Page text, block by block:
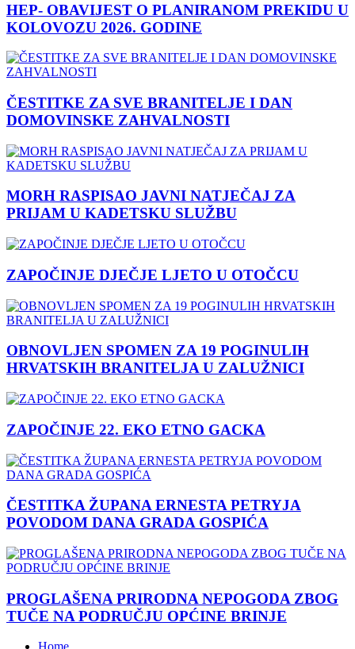
HEP- OBAVIJEST O PLANIRANOM PREKIDU U
KOLOVOZU 2026. GODINE
ČESTITKE ZA SVE BRANITELJE I DAN
DOMOVINSKE ZAHVALNOSTI
MORH RASPISAO JAVNI NATJEČAJ ZA
PRIJAM U KADETSKU SLUŽBU
ZAPOČINJE DJEČJE LJETO U OTOČCU
OBNOVLJEN SPOMEN ZA 19 POGINULIH
HRVATSKIH BRANITELJA U ZALUŽNICI
ZAPOČINJE 22. EKO ETNO GACKA
ČESTITKA ŽUPANA ERNESTA PETRYJA
POVODOM DANA GRADA GOSPIĆA
PROGLAŠENA PRIRODNA NEPOGODA ZBOG
TUČE NA PODRUČJU OPĆINE BRINJE